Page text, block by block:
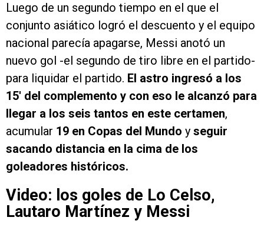
Luego de un segundo tiempo en el que el
conjunto asiático logró el descuento y el equipo
nacional parecía apagarse, Messi anotó un
nuevo gol -el segundo de tiro libre en el partido-
para liquidar el partido. El astro ingresó a los
15′ del complemento y con eso le alcanzó para
llegar a los seis tantos en este certamen,
acumular 19 en Copas del Mundo y seguir
sacando distancia en la cima de los
goleadores históricos.
Video: los goles de Lo Celso,
Lautaro Martínez y Messi